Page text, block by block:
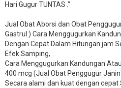
Hari Gugur TUNTAS .”
Jual Obat Aborsi dan Obat
Gastrul ) Cara Menggugurkan
Dengan Cepat Dalam Hitungan jam
Efek Samping,
Cara Menggugurkan Kandungan
400 mcg (Jual Obat Penggugur
Secara alami dan kuat dengan cepat